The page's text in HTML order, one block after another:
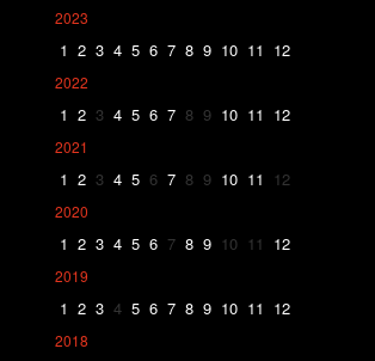
2023
1 2 3 4 5 6 7 8 9 10 11 12
2022
1 2 3 4 5 6 7 8 9 10 11 12
2021
1 2 3 4 5 6 7 8 9 10 11 12
2020
1 2 3 4 5 6 7 8 9 10 11 12
2019
1 2 3 4 5 6 7 8 9 10 11 12
2018